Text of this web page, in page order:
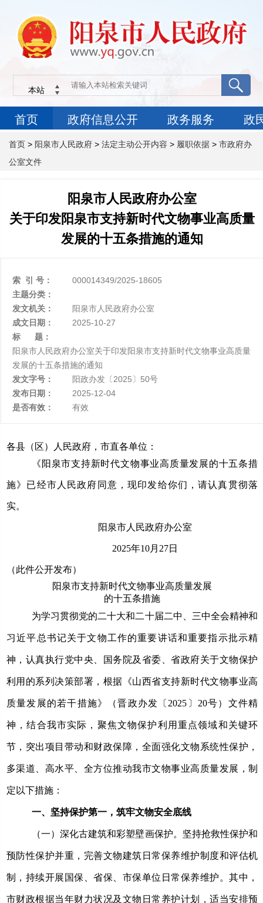
首页 > 阳泉市人民政府 > 法定主动公开内容 > 履职依据 > 市政府办
公室文件
阳泉市人民政府办公室
关于印发阳泉市支持新时代文物事业高质量
发展的十五条措施的通知
索 引 号：
000014349/2025-18605
主题分类：
发文机关：
阳泉市人民政府办公室
成文日期：
2025-10-27
标 题：
阳泉市人民政府办公室关于印发阳泉市支持新时代文物事业高质量
发展的十五条措施的通知
发文字号：
阳政办发〔2025〕50号
发布日期：
2025-12-04
是否有效：
有效
各县（区）人民政府，市直各单位：
《阳泉市支持新时代文物事业高质量发展的十五条措
施》已经市人民政府同意，现印发给你们，请认真贯彻落
实。
阳泉市人民政府办公室
2025年10月 27日
（此件公开发布）
阳泉市支持新时代文物事业高质量发展
的十五条措施
为学习贯彻党的二十大和二十届二中、三中全会精神和
习近平总书记关于文物工作的重要讲话和重要指示批示精
神，认真执行党中央、国务院及 省委、省政府关于文物保护
利用 的系列 决策部署，根据《山西省支持新时代文物事业高
质量发展的若干措施》（晋政办发〔 2025〕20号） 文件精
神，结合我市实际， 聚焦文物保护利用重点领域和关键环
节， 突出项目带动和财政保障， 全面强化文物系统性保护，
多渠道、高水平、全方位推动我市文物事业高质量发展，制
定以下措施：
一、 坚持保护第一， 筑牢文物安全底线
（一）深化古建筑和彩塑壁画保护。 坚持抢救性保护和
预防性保护并重，完善文物建筑日常保养维护制度和评估机
制，持续开展国保、省保、市保单位日常保养维护。其中，
市财政根据当年财力状况及文物日常养护计划，适当安排预